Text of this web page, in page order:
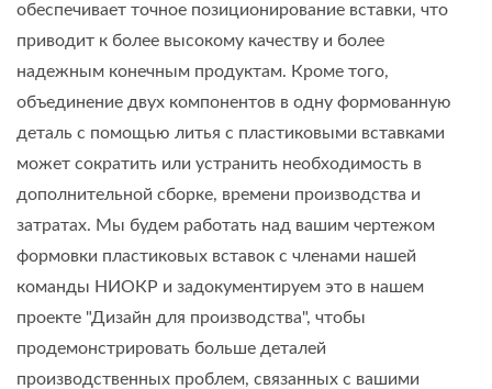
обеспечивает точное позиционирование вставки, что
приводит к более высокому качеству и более
надежным конечным продуктам. Кроме того,
объединение двух компонентов в одну формованную
деталь с помощью литья с пластиковыми вставками
может сократить или устранить необходимость в
дополнительной сборке, времени производства и
затратах. Мы будем работать над вашим чертежом
формовки пластиковых вставок с членами нашей
команды НИОКР и задокументируем это в нашем
проекте "Дизайн для производства", чтобы
продемонстрировать больше деталей
производственных проблем, связанных с вашими